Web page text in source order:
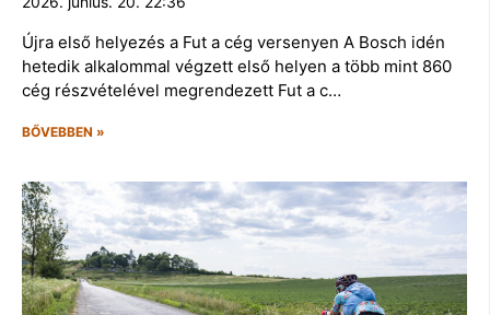
Újra első helyezés a Fut a cég versenyen A Bosch idén
hetedik alkalommal végzett első helyen a több mint 860
cég részvételével megrendezett Fut a c…
BŐVEBBEN »